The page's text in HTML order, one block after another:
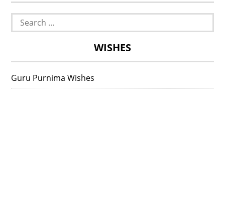
Search
for:
WISHES
Guru Purnima Wishes